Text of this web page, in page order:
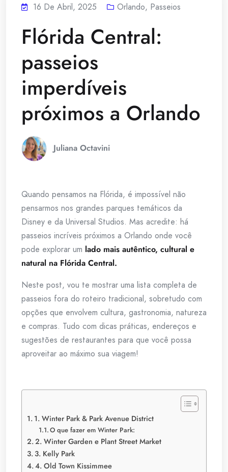
16 De Abril, 2025 Orlando, Passeios
Flórida Central:
passeios
imperdíveis
próximos a Orlando
Juliana Octavini
Quando pensamos na Flórida, é impossível não
pensarmos nos grandes parques temáticos da
Disney e da Universal Studios. Mas acredite: há
passeios incríveis próximos a Orlando onde você
pode explorar um lado mais autêntico, cultural e
natural na Flórida Central.
Neste post, vou te mostrar uma lista completa de
passeios fora do roteiro tradicional, sobretudo com
opções que envolvem cultura, gastronomia, natureza
e compras. Tudo com dicas práticas, endereços e
sugestões de restaurantes para que você possa
aproveitar ao máximo sua viagem!
1. Winter Park & Park Avenue District
O que fazer em Winter Park:
2. Winter Garden e Plant Street Market
3. Kelly Park
4. Old Town Kissimmee